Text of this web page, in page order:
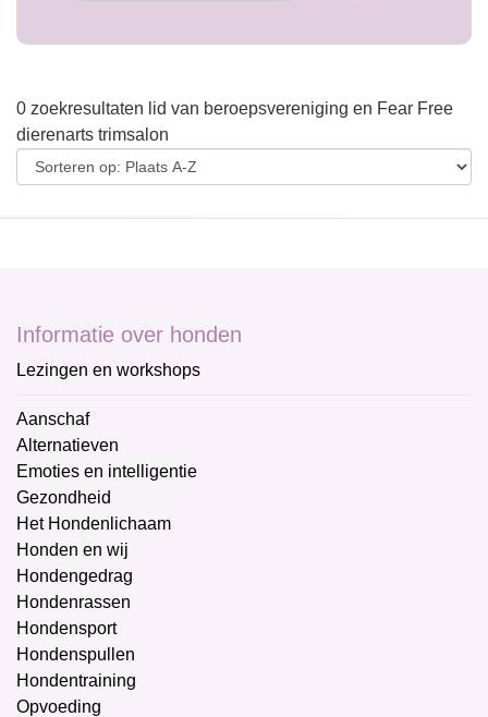
0 zoekresultaten lid van beroepsvereniging en Fear Free
dierenarts trimsalon
Informatie over honden
Lezingen en workshops
Aanschaf
Alternatieven
Emoties en intelligentie
Gezondheid
Het Hondenlichaam
Honden en wij
Hondengedrag
Hondenrassen
Hondensport
Hondenspullen
Hondentraining
Opvoeding